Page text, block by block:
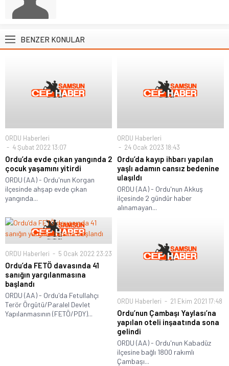
BENZER KONULAR
ORDU Haberleri
4 Şubat 2022 13:07
Ordu’da evde çıkan yangında 2
çocuk yaşamını yitirdi
ORDU (AA) - Ordu'nun Korgan
ilçesinde ahşap evde çıkan
yangında...
ORDU Haberleri
24 Ocak 2023 18:43
Ordu’da kayıp ihbarı yapılan
yaşlı adamın cansız bedenine
ulaşıldı
ORDU (AA) - Ordu'nun Akkuş
ilçesinde 2 gündür haber
alınamayan...
ORDU Haberleri 5 Ocak 2022 23:23
Ordu’da FETÖ davasında 41
sanığın yargılanmasına
başlandı
ORDU (AA) - Ordu'da Fetullahçı
Terör Örgütü/Paralel Devlet
Yapılanmasının (FETÖ/PDY)...
ORDU Haberleri 21 Ekim 2021 17:48
Ordu’nun Çambaşı Yaylası’na
yapılan oteli inşaatında sona
gelindi
ORDU (AA) - Ordu'nun Kabadüz
ilçesine bağlı 1800 rakımlı
Çambaşı...